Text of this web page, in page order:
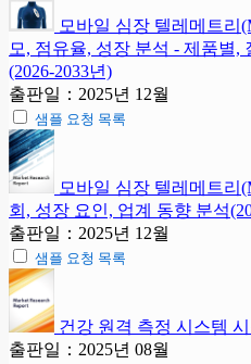
모바일 심장 텔레메트리
모, 점유율, 성장 분석 - 제품별,
(2026-2033년)
출판일：2025년 12월
샘플 요청 목록
모바일 심장 텔레메트리
회, 성장 요인, 업계 동향 분석
출판일：2025년 12월
샘플 요청 목록
건강 원격 측정 시스템
출판일：2025년 08월